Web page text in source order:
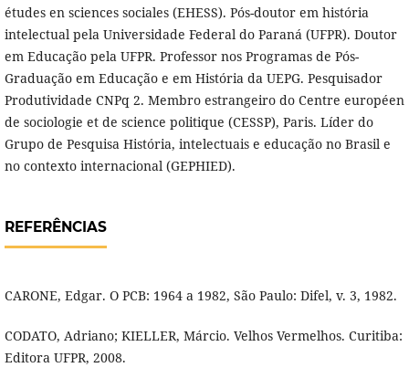
études en sciences sociales (EHESS). Pós-doutor em história
intelectual pela Universidade Federal do Paraná (UFPR). Doutor
em Educação pela UFPR. Professor nos Programas de Pós-
Graduação em Educação e em História da UEPG. Pesquisador
Produtividade CNPq 2. Membro estrangeiro do Centre européen
de sociologie et de science politique (CESSP), Paris. Líder do
Grupo de Pesquisa História, intelectuais e educação no Brasil e
no contexto internacional (GEPHIED).
REFERÊNCIAS
CARONE, Edgar. O PCB: 1964 a 1982, São Paulo: Difel, v. 3, 1982.
CODATO, Adriano; KIELLER, Márcio. Velhos Vermelhos. Curitiba:
Editora UFPR, 2008.